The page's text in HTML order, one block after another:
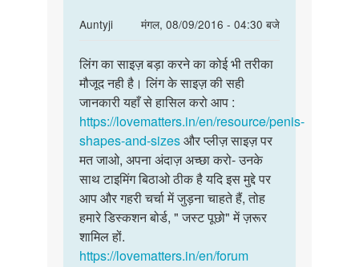
है
बड़ा
by
संतोष
Auntyji
मंगल, 08/09/2016 - 04:30 बजे
In
to
मेरा
लिगं
छोटा
है
मे
बड़ा
by
संतोष
लिंग
का
साइज़
बड़ा
करने
का
लिंग का साइज़ बड़ा करने का कोई भी तरीका
मौजूद नही है। लिंग के साइज़ की सही
जानकारी यहाँ से हासिल करो आप :
https://lovematters.in/en/resource/penis-
shapes-and-sizesऔर प्लीज़ साइज़ पर
मत जाओ, अपना अंदाज़ अच्छा करो- उनके
साथ टाइमिंग बिठाओ ठीक है यदि इस मुद्दे पर
आप और गहरी चर्चा में जुड़ना चाहते हैं, तोह
हमारे डिस्कशन बोर्ड, " जस्ट पूछो" में ज़रूर
शामिल हों.
https://lovematters.in/en/forum